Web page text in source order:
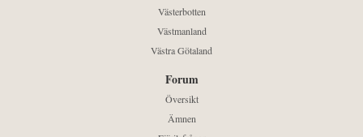
Västerbotten
Västmanland
Västra Götaland
Forum
Översikt
Ämnen